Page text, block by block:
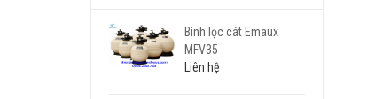
Bình lọc cát Emaux
MFV35
Liên hệ